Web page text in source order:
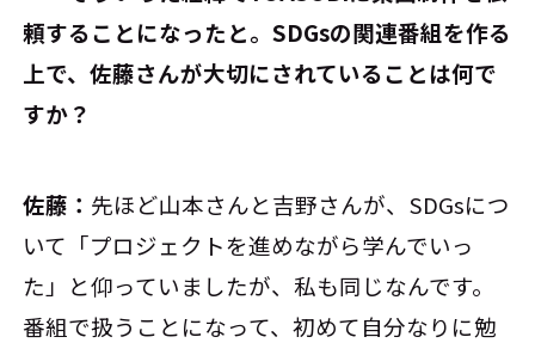
頼することになったと。SDGsの関連番組を作る
上で、佐藤さんが大切にされていることは何で
すか？
佐藤： 先ほど山本さんと吉野さんが、SDGsにつ
いて「プロジェクトを進めながら学んでいっ
た」と仰っていましたが、私も同じなんです。
番組で扱うことになって、初めて自分なりに勉